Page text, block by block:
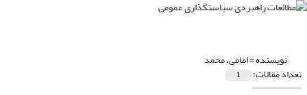
نویسنده =امامی، محمد
تعداد مقالات: 1